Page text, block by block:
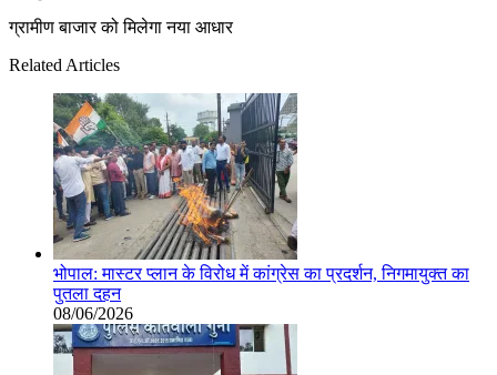
ग्रामीण बाजार को मिलेगा नया आधार
Related Articles
भोपाल: मास्टर प्लान के विरोध में कांग्रेस का प्रदर्शन, निगमायुक्त का
पुतला दहन
08/06/2026